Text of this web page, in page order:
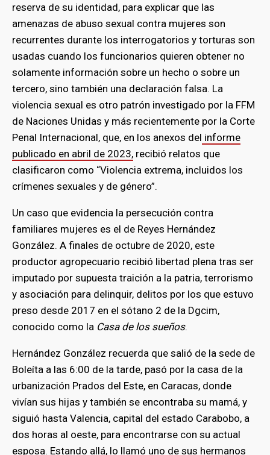
reserva de su identidad, para explicar que las
amenazas de abuso sexual contra mujeres son
recurrentes durante los interrogatorios y torturas son
usadas cuando los funcionarios quieren obtener no
solamente información sobre un hecho o sobre un
tercero, sino también una declaración falsa. La
violencia sexual es otro patrón investigado por la FFM
de Naciones Unidas y más recientemente por la Corte
Penal Internacional, que, en los anexos del informe
publicado en abril de 2023, recibió relatos que
clasificaron como “Violencia extrema, incluidos los
crímenes sexuales y de género”.
Un caso que evidencia la persecución contra
familiares mujeres es el de Reyes Hernández
González. A finales de octubre de 2020, este
productor agropecuario recibió libertad plena tras ser
imputado por supuesta traición a la patria, terrorismo
y asociación para delinquir, delitos por los que estuvo
preso desde 2017 en el sótano 2 de la Dgcim,
conocido como la Casa de los sueños.
Hernández González recuerda que salió de la sede de
Boleíta a las 6:00 de la tarde, pasó por la casa de la
urbanización Prados del Este, en Caracas, donde
vivían sus hijas y también se encontraba su mamá, y
siguió hasta Valencia, capital del estado Carabobo, a
dos horas al oeste, para encontrarse con su actual
esposa. Estando allá, lo llamó uno de sus hermanos